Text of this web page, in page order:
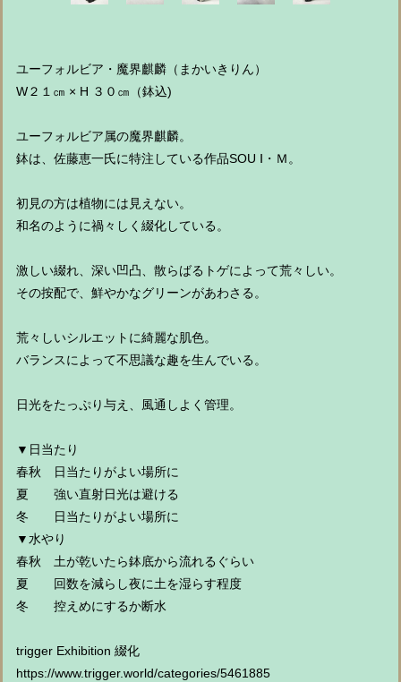
ユーフォルビア・魔界麒麟（まかいきりん）
W２１㎝ × H ３０㎝（鉢込)
ユーフォルビア属の魔界麒麟。
鉢は、佐藤恵一氏に特注している作品SOU Ⅰ・Ｍ。
初見の方は植物には見えない。
和名のように禍々しく綴化している。
激しい綴れ、深い凹凸、散らばるトゲによって荒々しい。
その按配で、鮮やかなグリーンがあわさる。
荒々しいシルエットに綺麗な肌色。
バランスによって不思議な趣を生んでいる。
日光をたっぷり与え、風通しよく管理。
▼日当たり
春秋 日当たりがよい場所に
夏 強い直射日光は避ける
冬 日当たりがよい場所に
▼水やり
春秋 土が乾いたら鉢底から流れるぐらい
夏 回数を減らし夜に土を湿らす程度
冬 控えめにするか断水
trigger Exhibition 綴化
https://www.trigger.world/categories/5461885